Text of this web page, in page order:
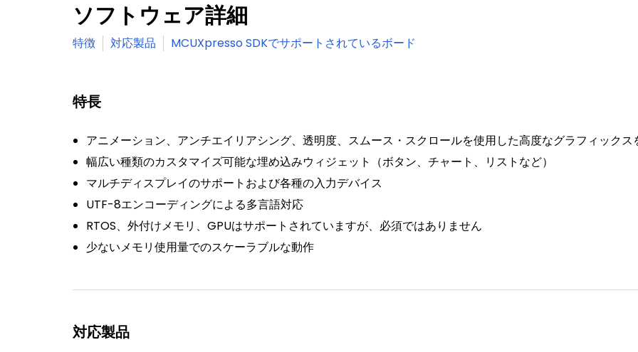
ソフトウェア詳細
特徴 対応製品 MCUXpresso SDKでサポートされているボード
特長
アニメーション、アンチエイリアシング、透明度、スムース・スクロールを使用した高度なグラフィックス
幅広い種類のカスタマイズ可能な埋め込みウィジェット（ボタン、チャート、リストなど）
マルチディスプレイのサポートおよび各種の入力デバイス
UTF-8エンコーディングによる多言語対応
RTOS、外付けメモリ、GPUはサポートされていますが、必須ではありません
少ないメモリ使用量でのスケーラブルな動作
対応製品